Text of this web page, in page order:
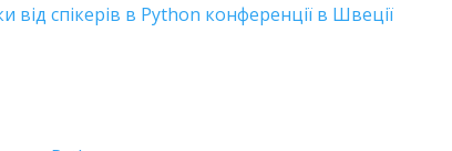
спікерів в Python конференції в Швеції